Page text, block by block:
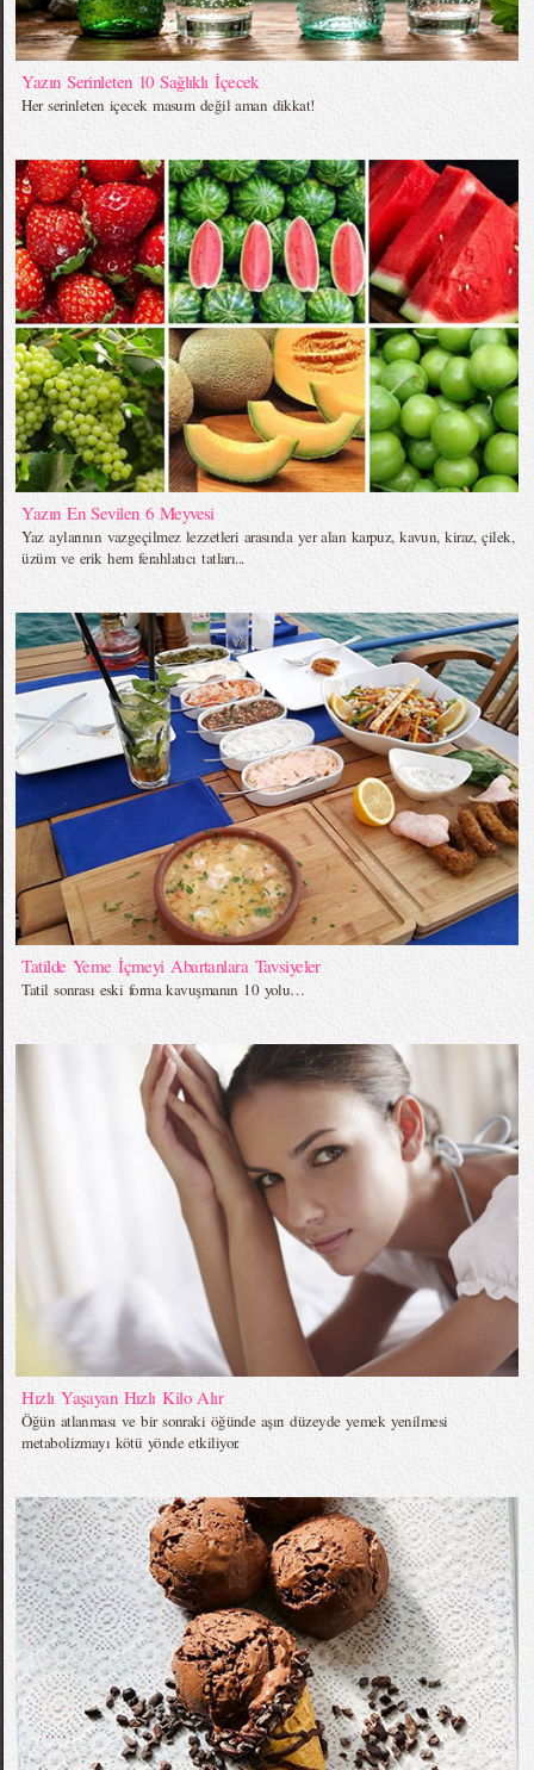
Yazın Serinleten 10 Sağlıklı İçecek
Her serinleten içecek masum değil aman dikkat!
Yazın En Sevilen 6 Meyvesi
Yaz aylarının vazgeçilmez lezzetleri arasında yer alan karpuz, kavun, kiraz, çilek,
üzüm ve erik hem ferahlatıcı tatları...
Tatilde Yeme İçmeyi Abartanlara Tavsiyeler
Tatil sonrası eski forma kavuşmanın 10 yolu…
Hızlı Yaşayan Hızlı Kilo Alır
Öğün atlanması ve bir sonraki öğünde aşırı düzeyde yemek yenilmesi
metabolizmayı kötü yönde etkiliyor.